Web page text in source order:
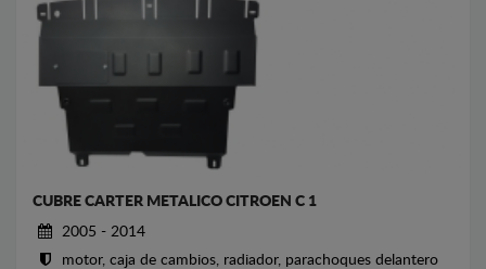
CUBRE CARTER METALICO CITROEN C 1
2005 - 2014
motor, caja de cambios, radiador, parachoques delantero